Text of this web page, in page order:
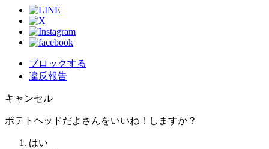
ブロックする
違反報告
キャンセル
ポテトヘッドだよさんをいいね！しますか？
はい